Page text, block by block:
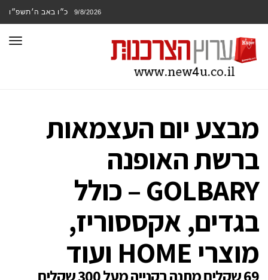
9/8/2026 כ״ו באב ה׳תשפ״ו
מבצע יום העצמאות
ברשת האופנה
GOLBARY – כולל
בגדים, אקססוריז,
מוצרי HOME ועוד